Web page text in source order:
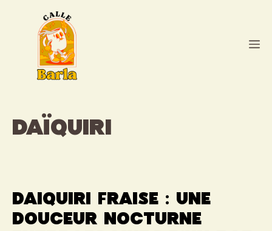
daïquiri
Daiquiri fraise : une
douceur nocturne